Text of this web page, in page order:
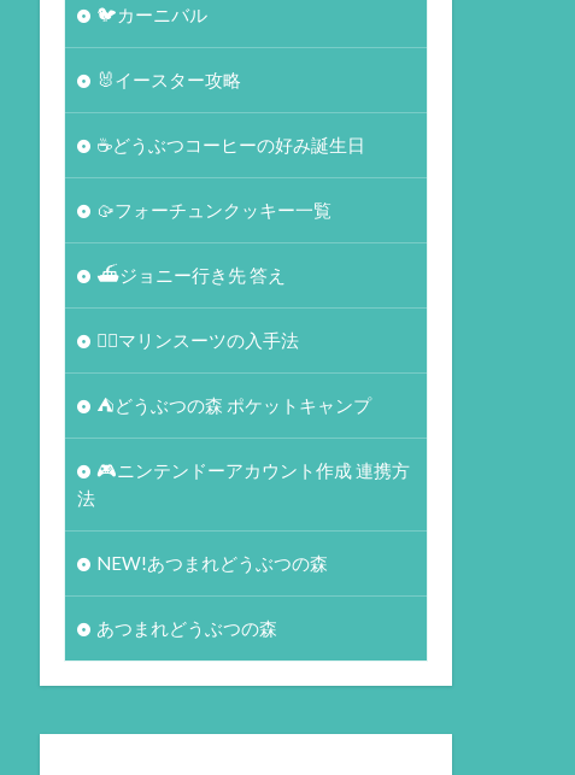
🐦カーニバル
🐰イースター攻略
☕️どうぶつコーヒーの好み誕生日
🥠フォーチュンクッキー一覧
⛴ジョニー行き先 答え
🏄‍♀️マリンスーツの入手法
⛺どうぶつの森 ポケットキャンプ
🎮ニンテンドーアカウント作成 連携方
法
NEW!あつまれどうぶつの森
あつまれどうぶつの森